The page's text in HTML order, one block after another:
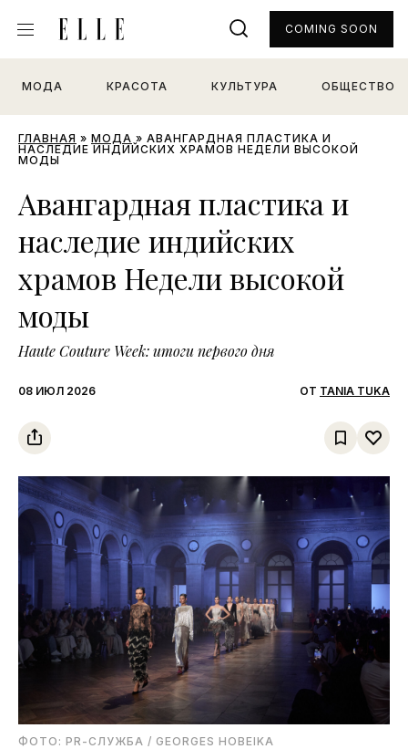
МОДА КРАСОТА КУЛЬТУРА ОБЩЕСТВО
COMING SOON
ГЛАВНАЯ » МОДА » АВАНГАРДНАЯ ПЛАСТИКА И
НАСЛЕДИЕ ИНДИЙСКИХ ХРАМОВ НЕДЕЛИ ВЫСОКОЙ
МОДЫ
Авангардная пластика и
наследие индийских
храмов Недели высокой
моды
Haute Couture Week: итоги первого дня
08 ИЮЛ 2026 ОТ TANIA TUKA
ФОТО: PR-СЛУЖБА / GEORGES HOBEIKA